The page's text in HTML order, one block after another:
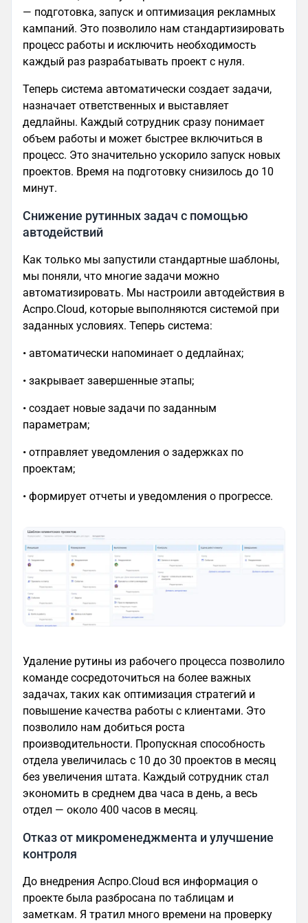
— подготовка, запуск и оптимизация рекламных
кампаний. Это позволило нам стандартизировать
процесс работы и исключить необходимость
каждый раз разрабатывать проект с нуля.
Теперь система автоматически создает задачи,
назначает ответственных и выставляет
дедлайны. Каждый сотрудник сразу понимает
объем работы и может быстрее включиться в
процесс. Это значительно ускорило запуск новых
проектов. Время на подготовку снизилось до 10
минут.
Снижение рутинных задач с помощью
автодействий
Как только мы запустили стандартные шаблоны,
мы поняли, что многие задачи можно
автоматизировать. Мы настроили автодействия в
Аспро.Cloud, которые выполняются системой при
заданных условиях. Теперь система:
• автоматически напоминает о дедлайнах;
• закрывает завершенные этапы;
• создает новые задачи по заданным
параметрам;
• отправляет уведомления о задержках по
проектам;
• формирует отчеты и уведомления о прогрессе.
Удаление рутины из рабочего процесса позволило
команде сосредоточиться на более важных
задачах, таких как оптимизация стратегий и
повышение качества работы с клиентами. Это
позволило нам добиться роста
производительности. Пропускная способность
отдела увеличилась с 10 до 30 проектов в месяц
без увеличения штата. Каждый сотрудник стал
экономить в среднем два часа в день, а весь
отдел — около 400 часов в месяц.
Отказ от микроменеджмента и улучшение
контроля
До внедрения Аспро.Cloud вся информация о
проекте была разбросана по таблицам и
заметкам. Я тратил много времени на проверку